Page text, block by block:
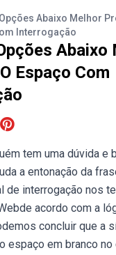
Abaixo Melhor
Interrogação
Abaixo
Espaço Com
tem uma dúvida e
a entonação da
de interrogação nos
acordo com a
concluir que a
espaço em branco no